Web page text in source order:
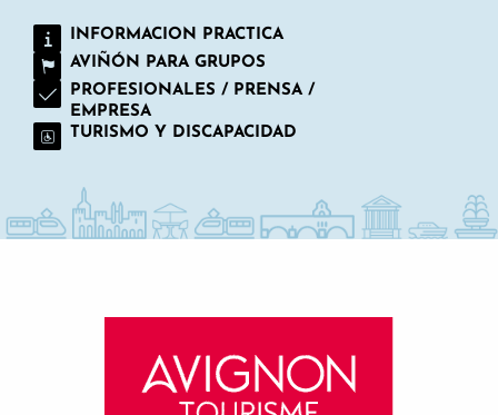
INFORMACION PRACTICA
AVIÑÓN PARA GRUPOS
PROFESIONALES / PRENSA /
EMPRESA
TURISMO Y DISCAPACIDAD